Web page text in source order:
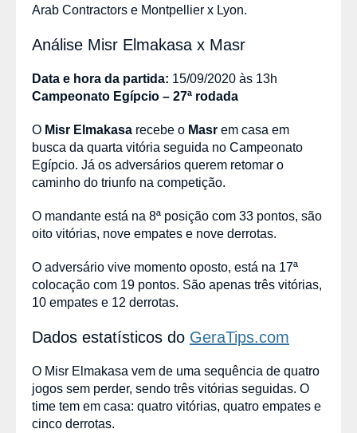
Arab Contractors e Montpellier x Lyon.
Análise Misr Elmakasa x Masr
Data e hora da partida: 15/09/2020 às 13h
Campeonato Egípcio – 27ª rodada
O Misr Elmakasa recebe o Masr em casa em
busca da quarta vitória seguida no Campeonato
Egípcio. Já os adversários querem retomar o
caminho do triunfo na competição.
O mandante está na 8ª posição com 33 pontos, são
oito vitórias, nove empates e nove derrotas.
O adversário vive momento oposto, está na 17ª
colocação com 19 pontos. São apenas três vitórias,
10 empates e 12 derrotas.
Dados estatísticos do GeraTips.com
O Misr Elmakasa vem de uma sequência de quatro
jogos sem perder, sendo três vitórias seguidas. O
time tem em casa: quatro vitórias, quatro empates e
cinco derrotas.